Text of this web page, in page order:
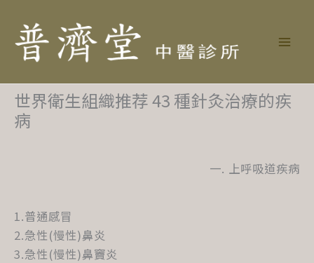
世界衛生組織推荐 43 種針灸治療的疾
病
一. 上呼吸道疾病
1.普通感冒
2.急性(慢性)鼻炎
3.急性(慢性)鼻竇炎